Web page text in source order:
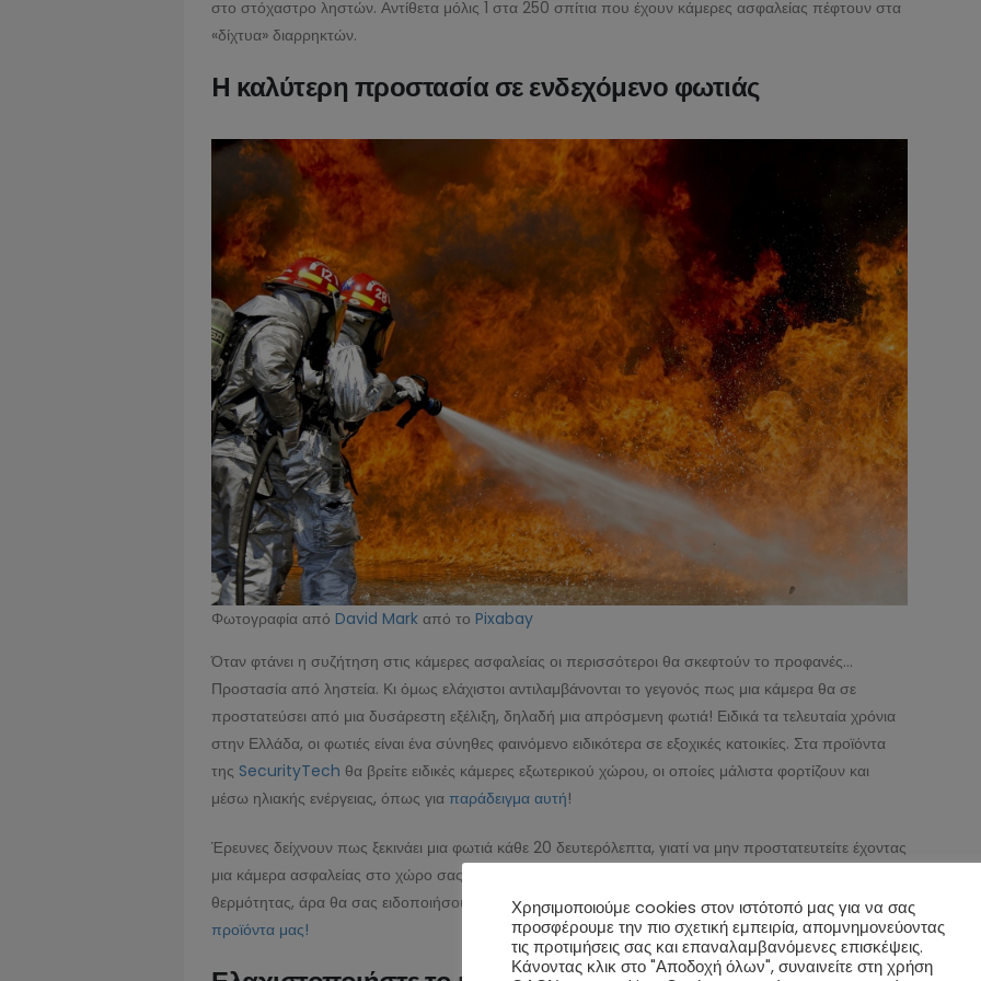
στο στόχαστρο ληστών. Αντίθετα μόλις 1 στα 250 σπίτια που έχουν κάμερες ασφαλείας πέφτουν στα
«δίχτυα» διαρρηκτών.
H καλύτερη προστασία σε ενδεχόμενο φωτιάς
Φωτογραφία από David Mark από το Pixabay
Όταν φτάνει η συζήτηση στις κάμερες ασφαλείας οι περισσότεροι θα σκεφτούν το προφανές…
Προστασία από ληστεία. Κι όμως ελάχιστοι αντιλαμβάνονται το γεγονός πως μια κάμερα θα σε
προστατεύσει από μια δυσάρεστη εξέλιξη, δηλαδή μια απρόσμενη φωτιά! Ειδικά τα τελευταία χρόνια
στην Ελλάδα, οι φωτιές είναι ένα σύνηθες φαινόμενο ειδικότερα σε εξοχικές κατοικίες. Στα προϊόντα
της SecurityTech θα βρείτε ειδικές κάμερες εξωτερικού χώρου, οι οποίες μάλιστα φορτίζουν και
μέσω ηλιακής ενέργειας, όπως για παράδειγμα αυτή!
Έρευνες δείχνουν πως ξεκινάει μια φωτιά κάθε 20 δευτερόλεπτα, γιατί να μην προστατευτείτε έχοντας
μια κάμερα ασφαλείας στο χώρο σας; Οι σύγχρονες κάμερες ασφαλείας διαθέτουν και σύστημα
θερμότητας, άρα θα σας ειδοποιήσουν αν κάτι δεν πάει καλά! Ακόμα το σκέφτεστε; δείτε εδώ τα
προϊόντα μας!
SecurityTech.gr
Χρησιμοποιούμε cookies στον ιστότοπό μας για να σας
προσφέρουμε την πιο σχετική εμπειρία, απομνημονεύοντας
τις προτιμήσεις σας και επαναλαμβανόμενες επισκέψεις.
Κάνοντας κλικ στο "Αποδοχή όλων", συναινείτε στη χρήση